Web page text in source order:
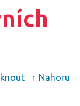
↑ Nahoru